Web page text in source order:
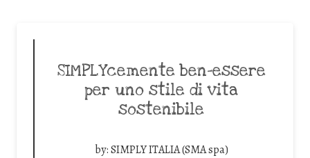
SIMPLYcemente ben-essere
per uno stile di vita
sostenibile
by:SIMPLY ITALIA (SMA spa)